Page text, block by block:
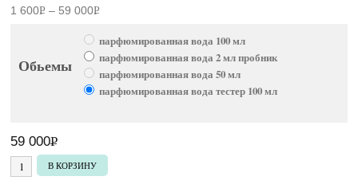
1 600Р – 59 000Р
Обьемы
парфюмированная вода 100 мл
парфюмированная вода 2 мл пробник
парфюмированная вода 50 мл
парфюмированная вода тестер 100 мл
59 000Р
УБ.
Количество товара Amouage Library Collection Opus V
В КОРЗИНУ